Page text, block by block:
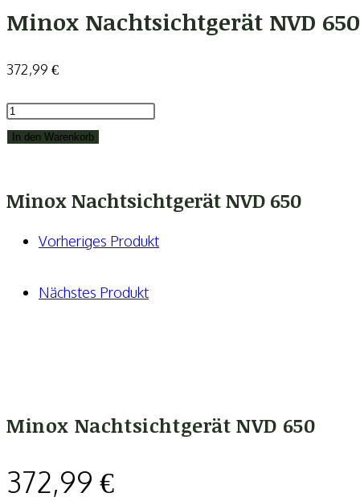
Minox Nachtsichtgerät NVD 650
372,99 €
Minox
Nachtsichtgerät
Menge
In den Warenkorb
Minox Nachtsichtgerät NVD 650
Vorheriges Produkt
Nächstes Produkt
Minox Nachtsichtgerät NVD 650
372,99 €